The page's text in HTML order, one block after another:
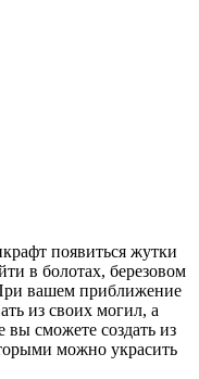
появиться жутки
в болотах, березовом
вашем приближение
из своих могил, а
вы сможете создать из
можно украсить